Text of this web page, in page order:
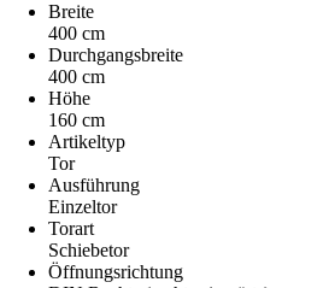
Breite
400 cm
Durchgangsbreite
400 cm
Höhe
160 cm
Artikeltyp
Tor
Ausführung
Einzeltor
Torart
Schiebetor
Öffnungsrichtung